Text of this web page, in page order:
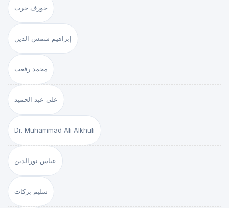
جوزف حرب
إبراهيم شمس الدين
محمد رفعت
علي عبد الحميد
Dr. Muhammad Ali Alkhuli
عباس نورالدين
سليم بركات